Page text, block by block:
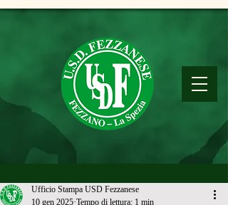
Ufficio Stampa USD Fezzanese
10 gen 2025 Tempo di lettura: 1 min